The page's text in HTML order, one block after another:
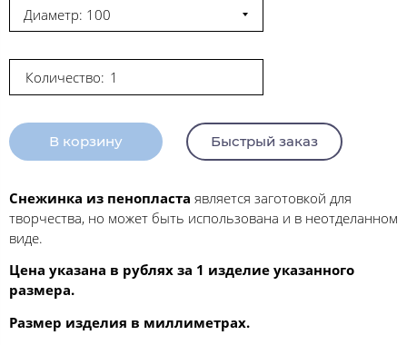
Диаметр: 100
Количество:
В корзину Быстрый заказ
Снежинка из пенопласта является заготовкой для
творчества, но может быть использована и в неотделанном
виде.
Цена указана в рублях за 1 изделие указанного
размера.
Размер изделия в миллиметрах.